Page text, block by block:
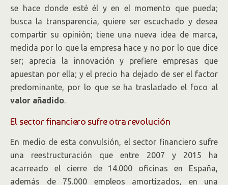
se hace donde esté él y en el momento que pueda;
busca la transparencia, quiere ser escuchado y desea
compartir su opinión; tiene una nueva idea de marca,
medida por lo que la empresa hace y no por lo que dice
ser; aprecia la innovación y prefiere empresas que
apuestan por ella; y el precio ha dejado de ser el factor
predominante, por lo que se ha trasladado el foco al
valor añadido.
El sector financiero sufre otra revolución
En medio de esta convulsión, el sector financiero sufre
una reestructuración que entre 2007 y 2015 ha
acarreado el cierre de 14.000 oficinas en España,
además de 75.000 empleos amortizados, en una